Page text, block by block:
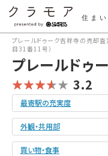
住ま
プレールドゥーク吉祥寺の売却
目31番11号）
プレールドゥ
3.2
最寄駅の充実度
外観・共用部
買い物・食事